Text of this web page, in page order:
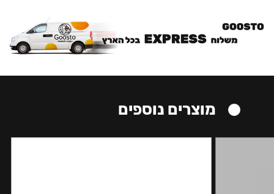
מוצרים נוספים